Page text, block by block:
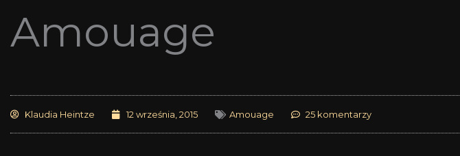
Amouage
Klaudia Heintze 12 września, 2015 Amouage 25 komentarzy